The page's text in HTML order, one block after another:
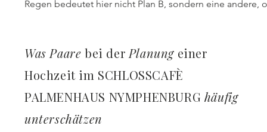
Regen bedeutet hier nicht Plan B, sondern eine andere,
Was Paare bei der Planung einer
Hochzeit im SCHLOSSCAFÈ
PALMENHAUS NYMPHENBURG häufig
unterschätzen